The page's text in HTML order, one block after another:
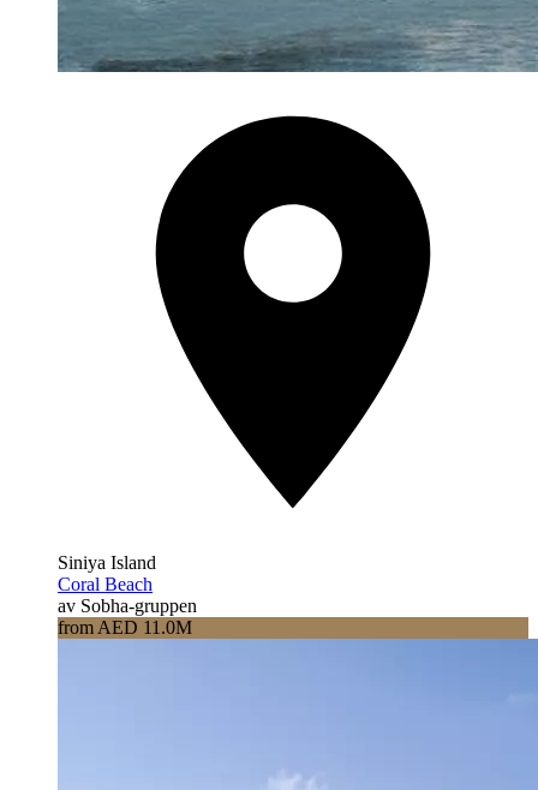
Siniya Island
Coral Beach
av Sobha-gruppen
from AED 11.0M